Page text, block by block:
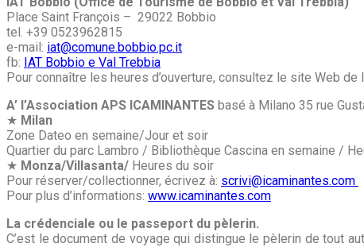
Place Saint François – 29022 Bobbio
tel. +39 0523962815
e-mail: iat@comune.bobbio.pc.it
fb: IAT Bobbio e Val Trebbia
Pour connaître les heures d’ouverture, consultez le site Web
A’ l’Association APS ICAMINANTES basé à Milano 35 rue
★ Milan
Zone Dateo en semaine/Jour et soir
Quartier du parc Lambro / Bibliothèque Cascina en semaine /
★ Monza/Villasanta/ Heures du soir
Pour réserver/collectionner, écrivez à: scrivi@icaminantes.com
Pour plus d’informations: www.icaminantes.com
La crédenciale ou le passeport du pèlerin.
C’est le document de voyage qui distingue le pèlerin de tout